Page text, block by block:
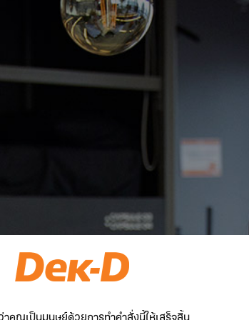
าคุณเป็นมนุษย์ด้วยการทำคำสั่งนี้ให้เสร็จสิ้น